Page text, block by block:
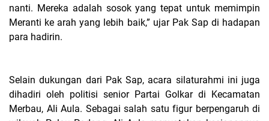
nanti. Mereka adalah sosok yang tepat untuk memimpin
Meranti ke arah yang lebih baik,” ujar Pak Sap di hadapan
para hadirin.
Selain dukungan dari Pak Sap, acara silaturahmi ini juga
dihadiri oleh politisi senior Partai Golkar di Kecamatan
Merbau, Ali Aula. Sebagai salah satu figur berpengaruh di